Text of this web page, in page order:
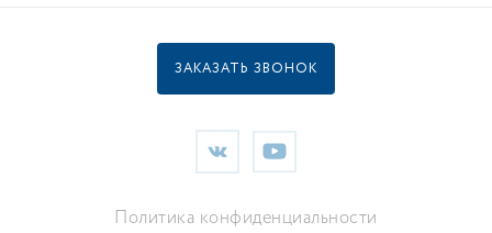
ЗАКАЗАТЬ ЗВОНОК
Политика конфиденциальности